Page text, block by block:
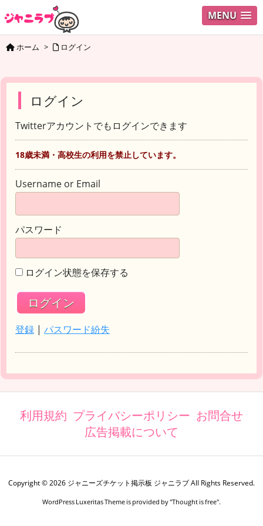
MENU
ホーム > ログイン
ログイン
Twitterアカウントでもログインできます
18歳未満・高校生の利用を禁止しています。
Username or Email
パスワード
ログイン状態を保存する
登録 | パスワード紛失
利用規約 プライバシーポリシー お問合せ
広告掲載について
Copyright ©2026 ジャニーズチケット掲示板 ジャニラブAll Rights Reserved.
WordPress Luxeritas Theme is provided by "Thought is free".